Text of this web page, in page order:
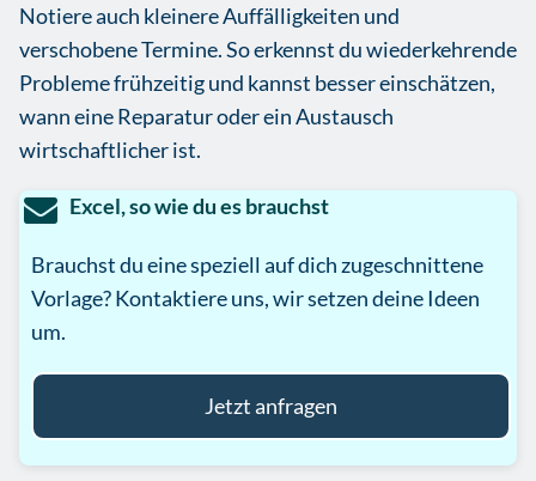
Notiere auch kleinere Auffälligkeiten und
verschobene Termine. So erkennst du wiederkehrende
Probleme frühzeitig und kannst besser einschätzen,
wann eine Reparatur oder ein Austausch
wirtschaftlicher ist.
Excel, so wie du es brauchst
Brauchst du eine speziell auf dich zugeschnittene
Vorlage? Kontaktiere uns, wir setzen deine Ideen
um.
Jetzt anfragen